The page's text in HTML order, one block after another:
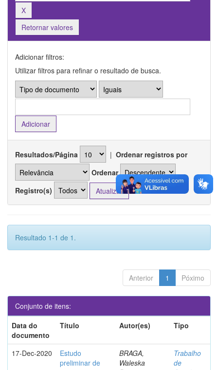
Retornar valores
Adicionar filtros:
Utilizar filtros para refinar o resultado de busca.
Resultados/Página | Ordenar registros por
Ordenar
Registro(s)
Resultado 1-1 de 1.
Anterior 1 Póximo
Conjunto de itens:
Data do
documento
Título Autor(es) Tipo
17-Dec-2020
Estudo
preliminar de
BRAGA,
Waleska
Trabalho
de